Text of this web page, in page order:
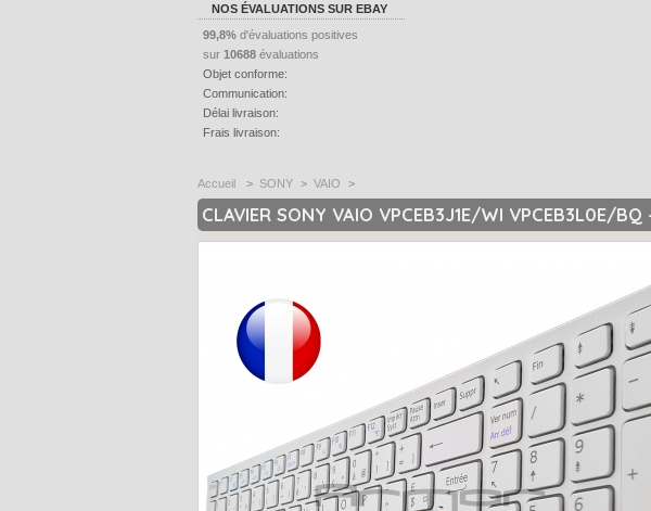
NOS ÉVALUATIONS SUR EBAY
99,8% d'évaluations positives
sur 10688 évaluations
Objet conforme:
Communication:
Délai livraison:
Frais livraison:
Accueil > SONY > VAIO >
CLAVIER SONY VAIO VPCEB3J1E/WI VPCEB3L0E/